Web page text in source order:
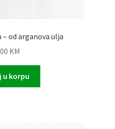
od arganova ulja
KM
u korpu